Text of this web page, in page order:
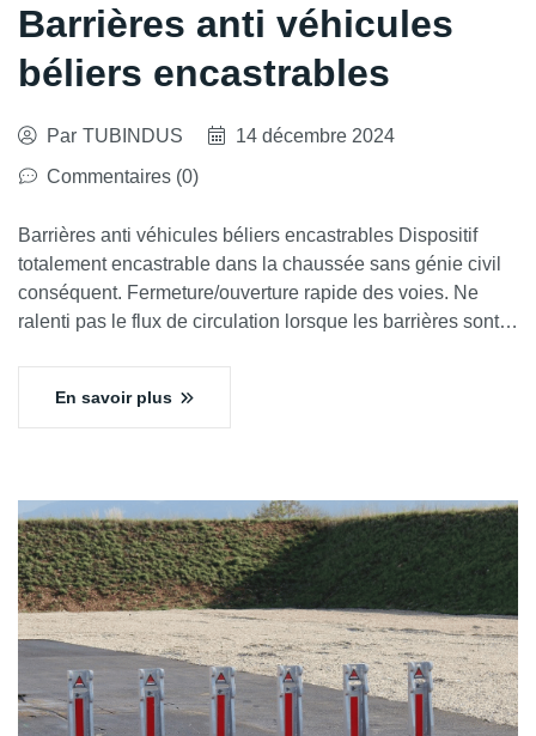
Barrières anti véhicules
béliers encastrables
Par TUBINDUS
14 décembre 2024
Commentaires (0)
Barrières anti véhicules béliers encastrables Dispositif
totalement encastrable dans la chaussée sans génie civil
conséquent. Fermeture/ouverture rapide des voies. Ne
ralenti pas le flux de circulation lorsque les barrières sont…
En savoir plus